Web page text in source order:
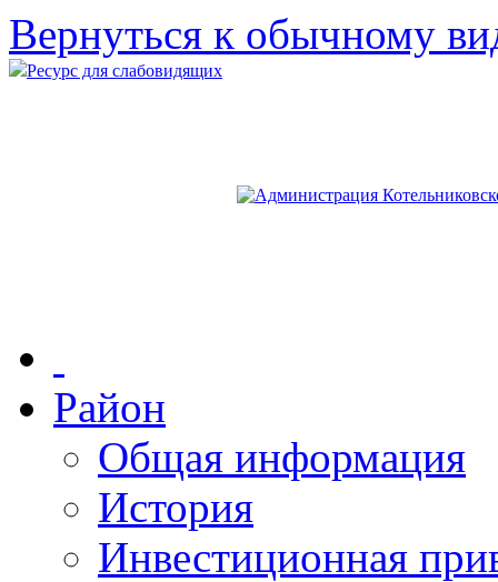
Вернуться к обычному
Ресурс для слабовидящих
Район
Общая информация
История
Инвестиционная